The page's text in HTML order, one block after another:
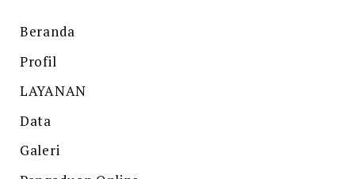
Beranda
Profil
LAYANAN
Data
Galeri